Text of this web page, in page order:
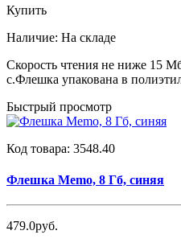
Купить
Наличие: На складе
Скорость чтения не ниже 15
с.Флешка упакована в
Быстрый просмотр
Код товара: 3548.40
Флешка Memo, 8 Гб, синяя
479.0руб.